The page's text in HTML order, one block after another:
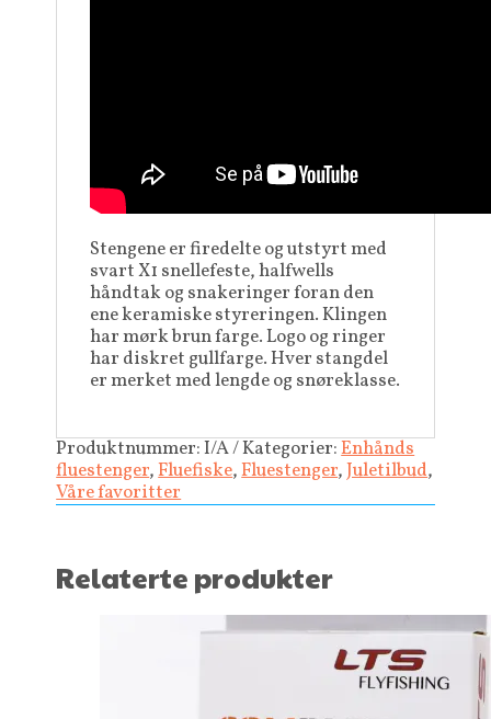
Stengene er firedelte og utstyrt med
svart X1 snellefeste, halfwells
håndtak og snakeringer foran den
ene keramiske styreringen. Klingen
har mørk brun farge. Logo og ringer
har diskret gullfarge. Hver stangdel
er merket med lengde og snøreklasse.
Produktnummer:I/A Kategorier:Enhånds
fluestenger,Fluefiske,Fluestenger,Juletilbud,
Våre favoritter
Relaterte produkter